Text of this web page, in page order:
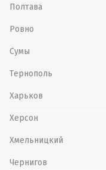
Полтава
Ровно
Сумы
Тернополь
Харьков
Херсон
Хмельницкий
Чернигов